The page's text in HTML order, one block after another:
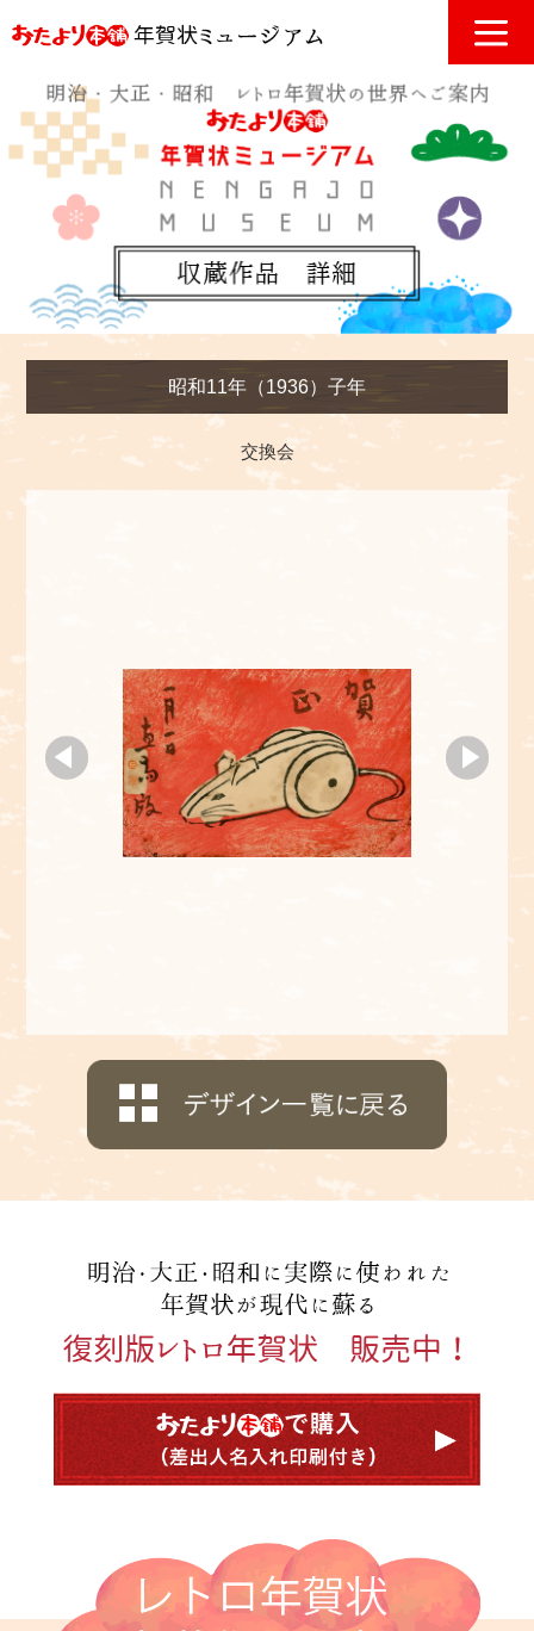
昭和11年（1936）子年
交換会